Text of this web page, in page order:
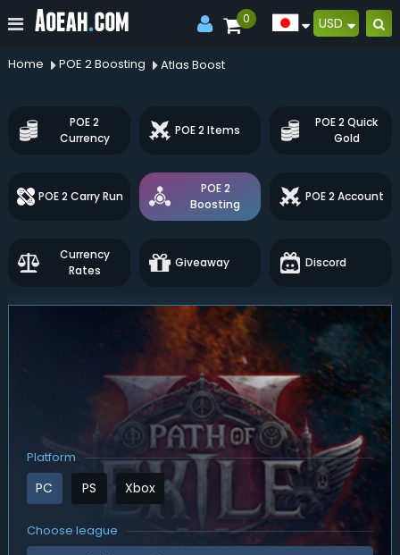
0 USD
Home POE 2 Boosting Atlas Boost
POE 2
Currency
POE 2 Items
POE 2 Quick
Gold
POE 2 Carry Run
POE 2
Boosting
POE 2 Account
Currency
Rates
Giveaway Discord
Platform
PC PS Xbox
Choose league